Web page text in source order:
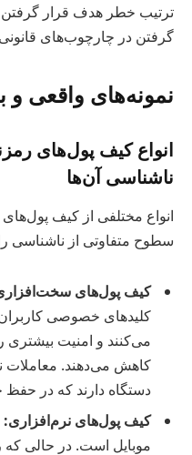
ترتیب خطر هدف قرار
گرفتن در چارچوب‌های
نمونه‌های واقعی و
انواع کیف پول‌های
ناشناسی آن‌ها
انواع مختلفی از کیف
سطوح متفاوتی از ناشناسی
کیف پول‌های
کلیدهای خصوصی
می‌کنند و امنیت
کاهش می‌دهند. معاملات
دستگاه دارند که در
کیف پول‌های نرم‌افزاری:
موبایل است. در حالی که